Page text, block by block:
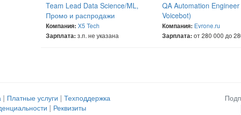
Team Lead Data Science/ML,
Промо и распродажи
Компания: X5 Tech
Зарплата: з.п. не указана
QA Automation Engineer
Voicebot)
Компания: Evrone.ru
Зарплата: от 280 000 до
| Платные услуги | Техподдержка
| Реквизиты